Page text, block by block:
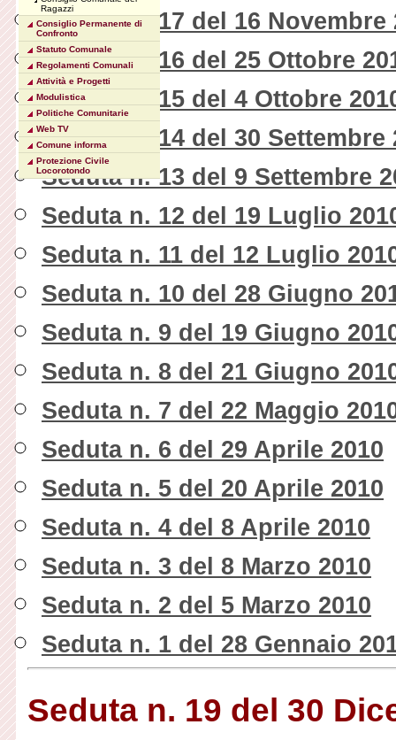
Seduta n. 17 del 16 Novembre
Seduta n. 16 del 25 Ottobre
Seduta n. 15 del 4 Ottobre
Seduta n. 14 del 30 Settembre
Seduta n. 13 del 9 Settembre
Seduta n. 12 del 19 Luglio
Seduta n. 11 del 12 Luglio
Seduta n. 10 del 28 Giugno
Seduta n. 9 del 19 Giugno
Seduta n. 8 del 21 Giugno
Seduta n. 7 del 22 Maggio
Seduta n. 6 del 29 Aprile 2010
Seduta n. 5 del 20 Aprile 2010
Seduta n. 4 del 8 Aprile 2010
Seduta n. 3 del 8 Marzo 2010
Seduta n. 2 del 5 Marzo 2010
Seduta n. 1 del 28 Gennaio
Seduta n. 19 del 30
Ragazzi
Consiglio Permanente di
Confronto
Statuto Comunale
Regolamenti Comunali
Attività e Progetti
Modulistica
Politiche Comunitarie
Web TV
Comune informa
Protezione Civile
Locorotondo